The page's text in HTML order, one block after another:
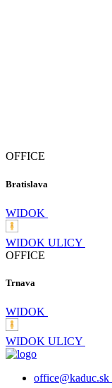
OFFICE
Bratislava
WIDOK
WIDOK ULICY
OFFICE
Trnava
WIDOK
WIDOK ULICY
office@kaduc.sk